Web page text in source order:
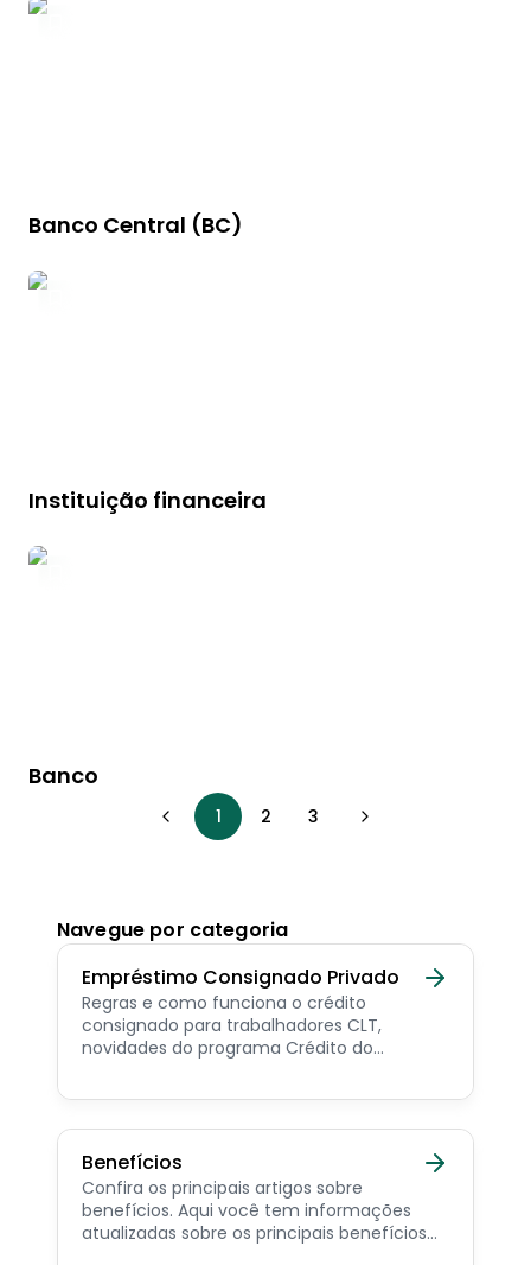
Banco Central (BC)
Instituição financeira
Banco
1 2 3
Navegue por categoria
Empréstimo Consignado Privado
Regras e como funciona o crédito
consignado para trabalhadores CLT,
novidades do programa Crédito do
consignado privado.
Benefícios
Confira os principais artigos sobre
benefícios. Aqui você tem informações
atualizadas sobre os principais benefícios